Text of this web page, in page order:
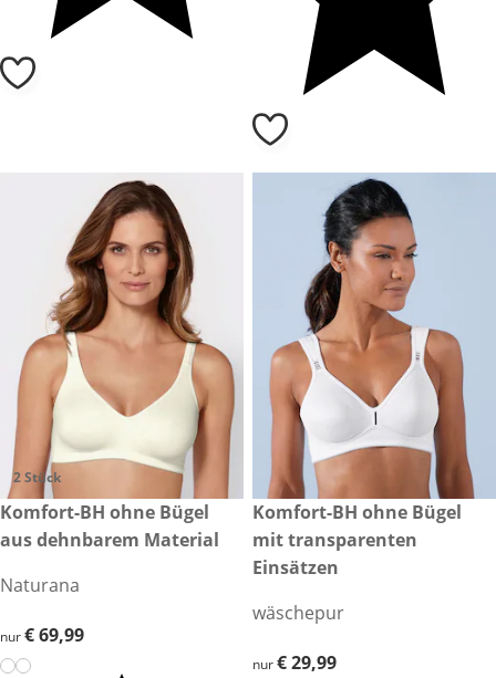
2 Stück
€ 69,99
Komfort-BH ohne Bügel
aus dehnbarem Material
Naturana
€ 69,99
nur€ 69,99
€ 29,99
Komfort-BH ohne Bügel
mit transparenten
Einsätzen
wäschepur
€ 29,99
nur€ 29,99